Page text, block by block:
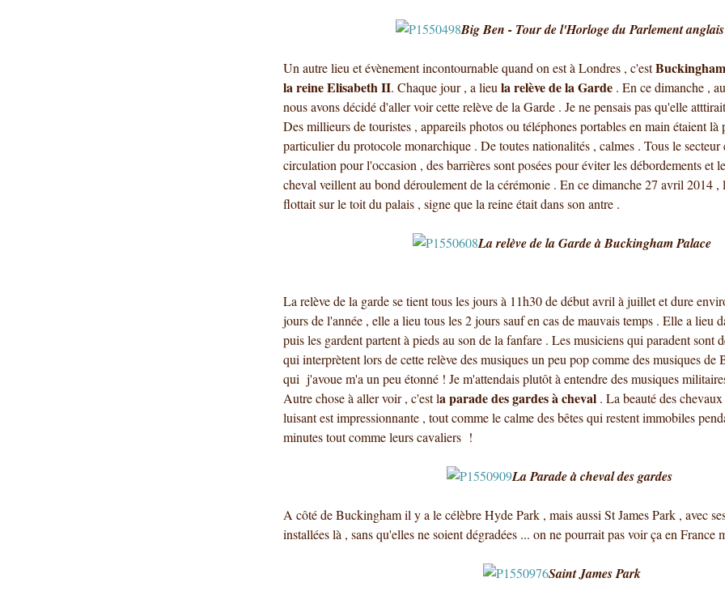
Big Ben - Tour de l'Horloge du Parlement anglais
Un autre lieu et évènement incontournable quand on est à Londres , c'est
la reine Elisabeth II. Chaque jour , a lieu la relève de la Garde . En ce dimanche ,
nous avons décidé d'aller voir cette relève de la Garde . Je ne pensais pas qu'elle
Des millieurs de touristes , appareils photos ou téléphones portables en main étaient
particulier du protocole monarchique . De toutes nationalités , calmes . Tous le secteur
circulation pour l'occasion , des barrières sont posées pour éviter les débordements et
cheval veillent au bond déroulement de la cérémonie . En ce dimanche 27 avril 2014 ,
flottait sur le toit du palais , signe que la reine était dans son antre .
La relève de la Garde à Buckingham Palace
La relève de la garde se tient tous les jours à 11h30 de début avril à juillet et dure
jours de l'année , elle a lieu tous les 2 jours sauf en cas de mauvais temps . Elle a lieu
puis les gardent partent à pieds au son de la fanfare . Les musiciens qui paradent sont
qui interprètent lors de cette relève des musiques un peu pop comme des musiques de
qui j'avoue m'a un peu étonné ! Je m'attendais plutôt à entendre des musiques
Autre chose à aller voir , c'est la parade des gardes à cheval . La beauté des
luisant est impressionnante , tout comme le calme des bêtes qui restent immobiles
minutes tout comme leurs cavaliers !
La Parade à cheval des gardes
A côté de Buckingham il y a le célèbre Hyde Park , mais aussi St James Park , avec
installées là , sans qu'elles ne soient dégradées ... on ne pourrait pas voir ça en France
Saint James Park